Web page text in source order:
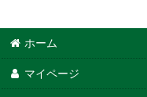
ホーム
マイページ